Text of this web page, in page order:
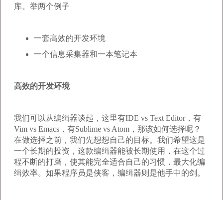
库。举两个例子
一套高效的开发环境
一个信息采集器和一本笔记本
高效的开发环境
我们可以从编缉器谈起，这里有IDE vs Text Editor，有
Vim vs Emacs，有Sublime vs Atom，那该如何选择呢？
在做选择之前，我们先想想自己的目标。我们希望这是
一个长期的投资，这款编缉器能被长期使用，在这个过
程不断的打磨，使其能完全适合自己的习惯，最大化编
缉效率。如果程序员是侠客，编缉器则是他手中的剑。